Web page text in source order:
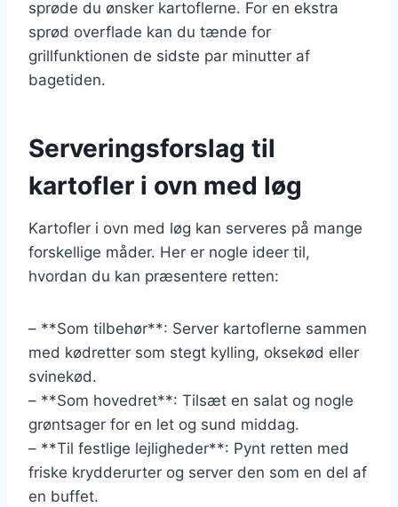
sprøde du ønsker kartoflerne. For en ekstra
sprød overflade kan du tænde for
grillfunktionen de sidste par minutter af
bagetiden.
Serveringsforslag til
kartofler i ovn med løg
Kartofler i ovn med løg kan serveres på mange
forskellige måder. Her er nogle ideer til,
hvordan du kan præsentere retten:
– **Som tilbehør**: Server kartoflerne sammen
med kødretter som stegt kylling, oksekød eller
svinekød.
– **Som hovedret**: Tilsæt en salat og nogle
grøntsager for en let og sund middag.
– **Til festlige lejligheder**: Pynt retten med
friske krydderurter og server den som en del af
en buffet.